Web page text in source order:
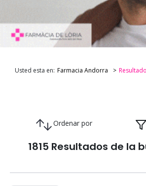
Usted esta en: Farmacia Andorra
Ordenar por
1815 Resultados de la